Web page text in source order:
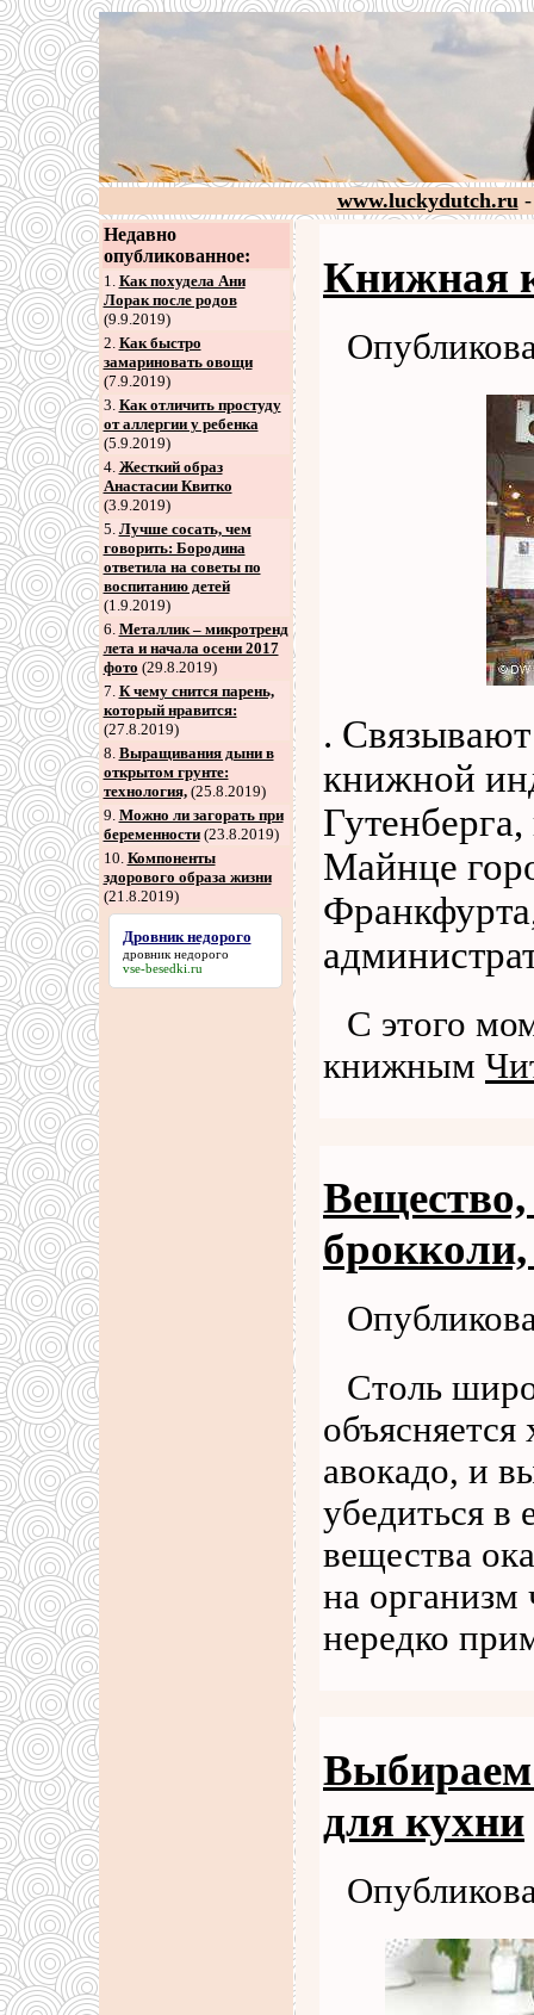
www.luckydutch.ru-
Недавно
опубликованное:
1. Как похудела Ани
Лорак после родов
(9.9.2019)
2. Как быстро
замариновать овощи
(7.9.2019)
3. Как отличить простуду
от аллергии у ребенка
(5.9.2019)
4. Жесткий образ
Анастасии Квитко
(3.9.2019)
5. Лучше сосать, чем
говорить: Бородина
ответила на советы по
воспитанию детей
(1.9.2019)
6. Металлик – микротренд
лета и начала осени 2017
фото (29.8.2019)
7. К чему снится парень,
который нравится:
(27.8.2019)
8. Выращивания дыни в
открытом грунте:
технология,(25.8.2019)
9. Можно ли загорать при
беременности(23.8.2019)
10. Компоненты
здорового образа жизни
(21.8.2019)
Дровник недорого
дровник недорого
vse-besedki.ru
Книжная
.
книжной
Майнце
С этого
книжным
Вещество,
Столь
авокадо, и
убедиться в
вещества
на организм
нередко
Выбираем
для кухни